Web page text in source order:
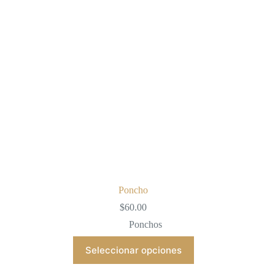
Poncho
$60.00
Ponchos
Seleccionar opciones
producto
tiene